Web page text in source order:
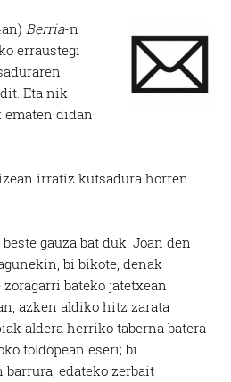
Berria-n
erraustegi
Eta nik
didan
irratiz kutsadura horren
gauza bat duk. Joan den
bi bikote, denak
bateko jatetxean
azken aldiko hitz zarata
aldera herriko taberna batera
toldopean eseri; bi
edateko zerbait